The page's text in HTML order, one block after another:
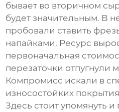
бывает во вторичном
будет значительным. В
пробовали ставить
напайками. Ресурс
первоначальная
перезаточки отпугнули
Компромисс искали в
износостойких
Здесь стоит упомянуть